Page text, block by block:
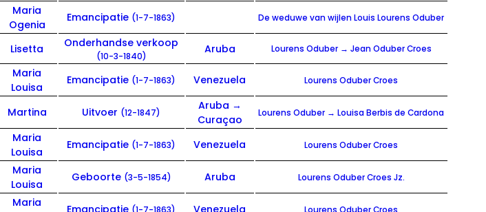
Maria
Ogenia
Emancipatie (1-7-1863) De weduwe van wijlen Louis Lourens Oduber
Lisetta Onderhandse verkoop
(10-3-1840)
Aruba Lourens Oduber → Jean Oduber Croes
Maria
Louisa
Emancipatie (1-7-1863) Venezuela Lourens Oduber Croes
Martina Uitvoer (12-1847)
Aruba →
Curaçao
Lourens Oduber → Louisa Berbis de Cardona
Maria
Louisa
Emancipatie (1-7-1863) Venezuela Lourens Oduber Croes
Maria
Louisa
Geboorte (3-5-1854) Aruba Lourens Oduber Croes Jz.
Maria
Emancipatie (1-7-1863) Venezuela Lourens Oduber Croes